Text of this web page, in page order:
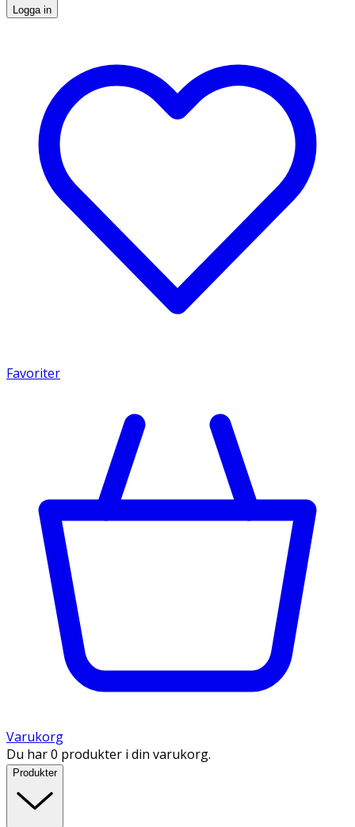
Logga in
Favoriter
Varukorg
Du har 0 produkter i din varukorg.
Produkter